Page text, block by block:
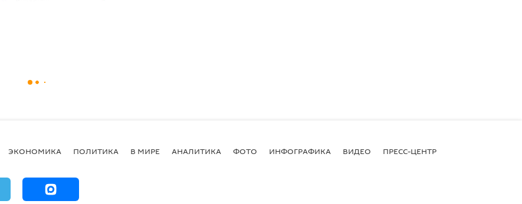
ЭКОНОМИКА ПОЛИТИКА В МИРЕ АНАЛИТИКА ФОТО ИНФОГРАФИКА ВИДЕО ПРЕСС-ЦЕНТР